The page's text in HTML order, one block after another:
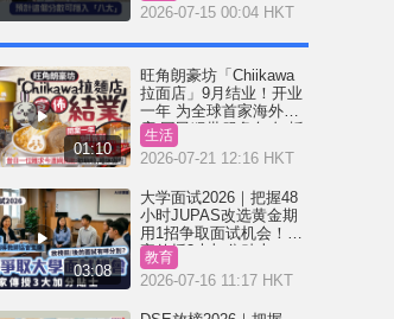
2026-07-15 00:04 HKT
01:10
旺角朗豪坊「Chiikawa
拉面店」9月结业！开业
一年 为全球首家海外分
店 网民狠批服务欠奉:抵
执
生活
2026-07-21 12:16 HKT
03:08
大学面试2026｜把握48
小时JUPAS改选黄金期
用1招争取面试机会！专
家传授3大加分贴士
教育
2026-07-16 11:17 HKT